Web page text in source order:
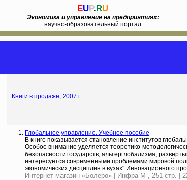
EUP.RU
Экономика и управление на предприятиях:
научно-образовательный портал
Книги в продаже, 2007 г.
Глобальное управление. Учебное пособие
В книге показывается становление институтов
Особое внимание уделяется теоретико-
безопасности государств, альтерглобализма,
интересуется современными проблемами мировой
экономических дисциплин в вузах" Инновационного
Интернет-магазин «Болеро» | Инфра-М , 251 стр. |